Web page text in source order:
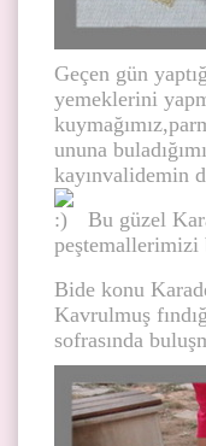
Geçen gün
yemeklerini
ununa
kayınvalidemin
Bu güzel
peştemallerimizi
Bide konu
Kavrulmuş
sofrasında